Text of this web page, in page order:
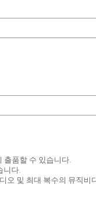
품할 수 있습니다.
니다.
및 최대 복수의 뮤직